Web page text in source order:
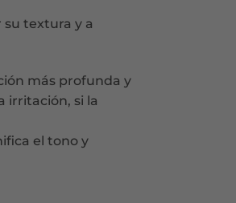
su textura y a
más profunda y
irritación, si la
el tono y